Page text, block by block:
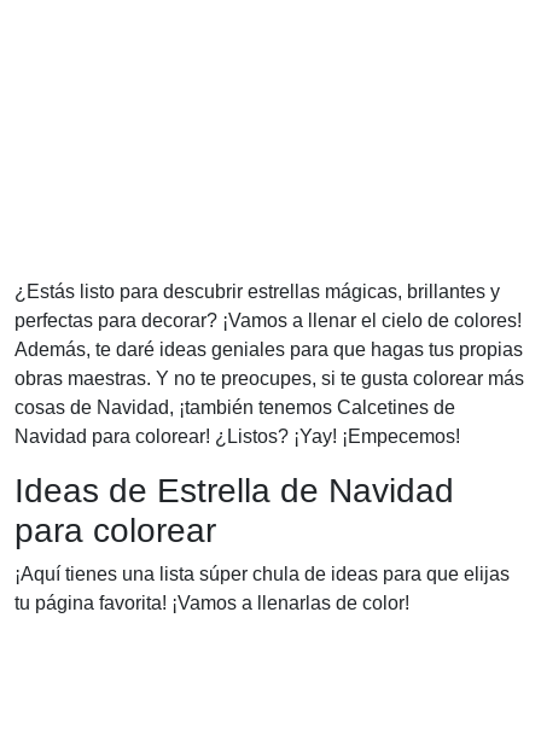
¿Estás listo para descubrir estrellas mágicas, brillantes y
perfectas para decorar? ¡Vamos a llenar el cielo de colores!
Además, te daré ideas geniales para que hagas tus propias
obras maestras. Y no te preocupes, si te gusta colorear más
cosas de Navidad, ¡también tenemos Calcetines de
Navidad para colorear! ¿Listos? ¡Yay! ¡Empecemos!
Ideas de Estrella de Navidad
para colorear
¡Aquí tienes una lista súper chula de ideas para que elijas
tu página favorita! ¡Vamos a llenarlas de color!